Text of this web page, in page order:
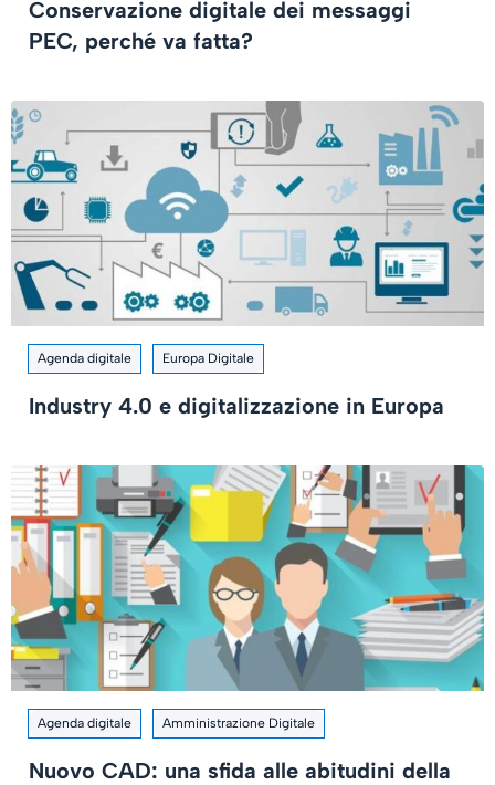
Conservazione digitale dei messaggi
PEC, perché va fatta?
Agenda digitale Europa Digitale
Industry 4.0 e digitalizzazione in Europa
Agenda digitale Amministrazione Digitale
Nuovo CAD: una sfida alle abitudini della